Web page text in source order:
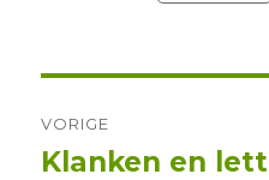
VORIGE
Vorig
Klanken en